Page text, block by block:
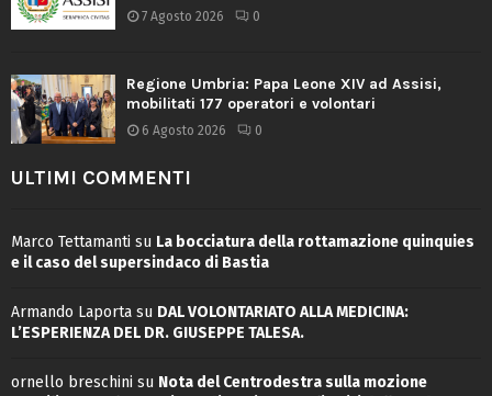
7 Agosto 2026 0
Regione Umbria: Papa Leone XIV ad Assisi,
mobilitati 177 operatori e volontari
6 Agosto 2026 0
ULTIMI COMMENTI
Marco Tettamanti su La bocciatura della rottamazione quinquies
e il caso del supersindaco di Bastia
Armando Laporta su DAL VOLONTARIATO ALLA MEDICINA:
L’ESPERIENZA DEL DR. GIUSEPPE TALESA.
ornello breschini su Nota del Centrodestra sulla mozione